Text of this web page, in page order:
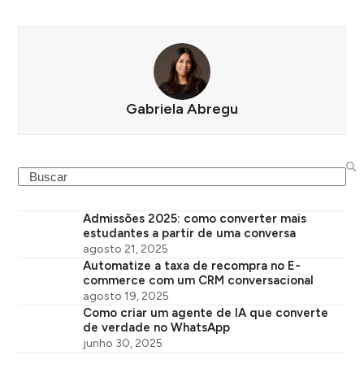
Gabriela Abregu
Search
Admissões 2025: como converter mais
estudantes a partir de uma conversa
agosto 21, 2025
Automatize a taxa de recompra no E-
commerce com um CRM conversacional
agosto 19, 2025
Como criar um agente de IA que converte
de verdade no WhatsApp
junho 30, 2025